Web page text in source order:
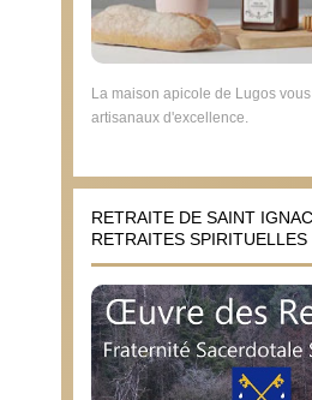
La maison apicole de Lugos
artisanaux d'excellence.
RETRAITE DE SAINT
RETRAITES SPIRITUELLES